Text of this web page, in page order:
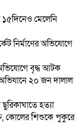
১৫দিনেও মেলেনি
নির্মাণের অভিযোগে
বৃদ্ধ আটক
২০ জন দালাল
হত্যা
কোলের শিশুকে পুকুরে